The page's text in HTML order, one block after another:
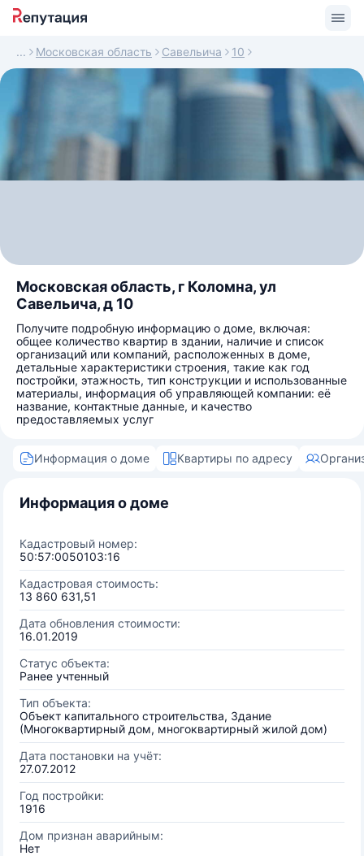
Московская область Савельича 10
Московская область, г Коломна, ул
Савельича, д 10
Получите подробную информацию о доме, включая:
общее количество квартир в здании, наличие и список
организаций или компаний, расположенных в доме,
детальные характеристики строения, такие как год
постройки, этажность, тип конструкции и использованные
материалы, информация об управляющей компании: её
название, контактные данные, и качество
предоставляемых услуг
Информация о доме Квартиры по адресу
Информация о доме
Кадастровый номер:
50:57:0050103:16
Кадастровая стоимость:
13 860 631,51
Дата обновления стоимости:
16.01.2019
Статус объекта:
Ранее учтенный
Тип объекта:
Объект капитального строительства, Здание
(Многоквартирный дом, многоквартирный жилой дом)
Дата постановки на учёт:
27.07.2012
Год постройки:
1916
Дом признан аварийным:
Нет